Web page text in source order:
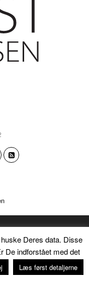
Deres data. Disse
De indforstået med det
Læs først detaljerne